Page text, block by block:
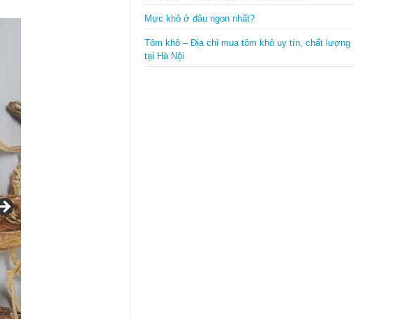
Mực khô ở đâu ngon nhất?
Tôm khô – Địa chỉ mua tôm khô uy tín, chất lượng
tại Hà Nội